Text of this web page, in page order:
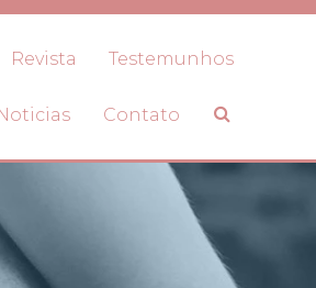
Revista Testemunhos
Contato